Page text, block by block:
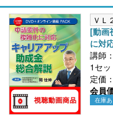
ＶＬ
[動画
に対
講師
1セッ
定価
会員
在庫あ